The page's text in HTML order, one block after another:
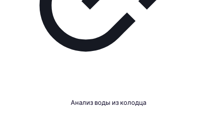
Анализ воды из колодца